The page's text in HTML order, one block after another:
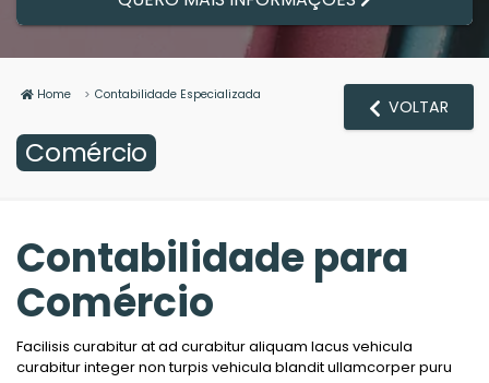
Home Contabilidade Especializada
Comércio
VOLTAR
Contabilidade para
Comércio
Facilisis curabitur at ad curabitur aliquam lacus vehicula
curabitur integer non turpis vehicula blandit ullamcorper puru